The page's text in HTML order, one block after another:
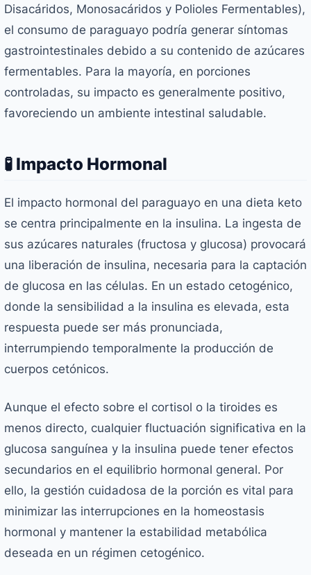
Disacáridos, Monosacáridos y Polioles Fermentables),
el consumo de paraguayo podría generar síntomas
gastrointestinales debido a su contenido de azúcares
fermentables. Para la mayoría, en porciones
controladas, su impacto es generalmente positivo,
favoreciendo un ambiente intestinal saludable.
🧪 Impacto Hormonal
El impacto hormonal del paraguayo en una dieta keto
se centra principalmente en la insulina. La ingesta de
sus azúcares naturales (fructosa y glucosa) provocará
una liberación de insulina, necesaria para la captación
de glucosa en las células. En un estado cetogénico,
donde la sensibilidad a la insulina es elevada, esta
respuesta puede ser más pronunciada,
interrumpiendo temporalmente la producción de
cuerpos cetónicos.
Aunque el efecto sobre el cortisol o la tiroides es
menos directo, cualquier fluctuación significativa en la
glucosa sanguínea y la insulina puede tener efectos
secundarios en el equilibrio hormonal general. Por
ello, la gestión cuidadosa de la porción es vital para
minimizar las interrupciones en la homeostasis
hormonal y mantener la estabilidad metabólica
deseada en un régimen cetogénico.